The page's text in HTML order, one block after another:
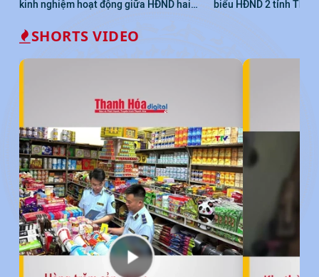
kinh nghiệm hoạt động giữa HĐND hai
biểu HĐND 2 tỉnh
SHORTS VIDEO